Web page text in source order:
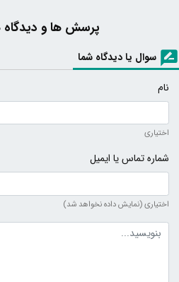
پرسش ها و
سوال یا دیدگاه شما
نام
اختیاری
شماره تماس یا ایمیل
اختیاری (نمایش داده نخواهد شد)
متن دیدگاه